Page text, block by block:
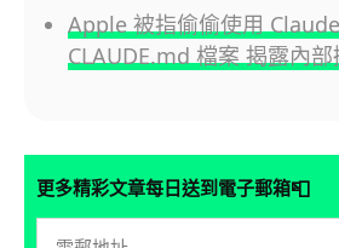
Apple 被指偷偷使用
CLAUDE.md 檔案 揭露內
更多精彩文章每日送到電子郵箱📮